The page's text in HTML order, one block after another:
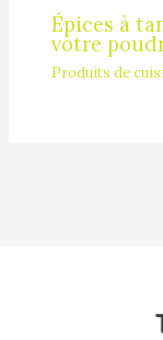
Épices à
votre
Produits de